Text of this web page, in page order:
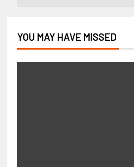
YOU MAY HAVE MISSED